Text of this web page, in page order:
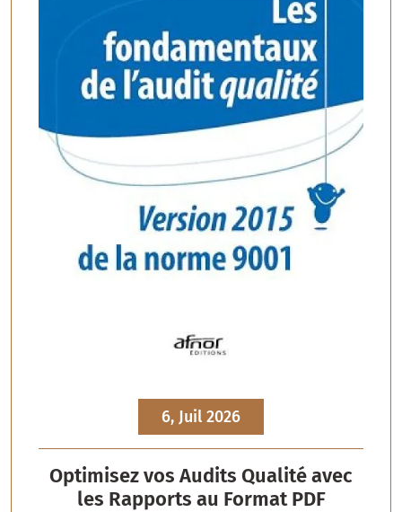
6, Juil 2026
Optimisez vos Audits Qualité avec
les Rapports au Format PDF